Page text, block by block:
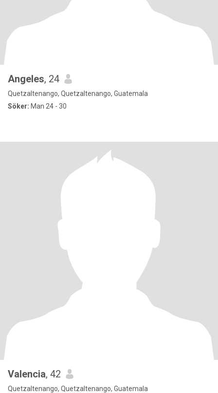
Angeles, 24
Quetzaltenango, Quetzaltenango, Guatemala
Söker: Man 24 - 30
Valencia, 42
Quetzaltenango, Quetzaltenango, Guatemala